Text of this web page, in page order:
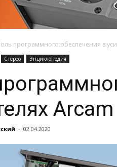
программного обеспечения в
Стерео Энциклопедия
Arcam
- 02.04.2020